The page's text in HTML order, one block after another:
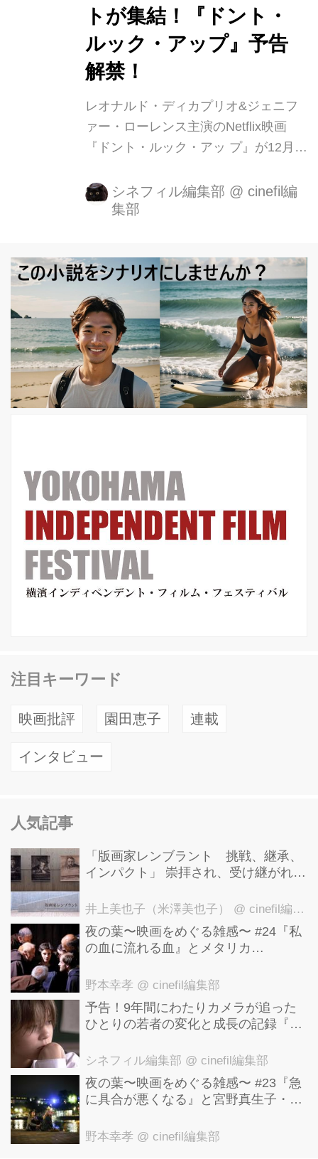
トが集結！『ドント・
ルック・アップ』予告
解禁！
レオナルド・ディカプリオ&ジェニフ
ァー・ローレンス主演のNetflix映画
『ドント・ルック・アッ プ』が12月
とが決定致しました。 Netflix映画『ド
ント・ルック・アップ』が12月24日
館で上映! 本作は、レオナルド・ディ
カプリオとジェニファー・ローレンス
を主演に迎えた2人の三流天文学者の
物語。地球を破滅させる彗星が迫って
いることを知った彼らは、人類に警告
するためメディアツアーに乗り出すこ
とに...。 ユーモア溢れる本作では、主
シネフィル編集部 @ cinefil編
集部
注目キーワード
映画批評 園田恵子 連載
インタビュー
人気記事
「版画家レンブラント 挑戦、継承、
インパクト」 崇拝され、受け継がれ、
洋美術館にて9月23日まで開催中！
井上美也子（米澤美也子） @ cinefil編集部
夜の葉〜映画をめぐる雑感〜 #24『私
の血に流れる血』とメタリカ
野本幸孝 @ cinefil編集部
予告！9年間にわたりカメラが追った
ひとりの若者の変化と成長の記録『ぼ
実の9年間』
シネフィル編集部 @ cinefil編集部
夜の葉〜映画をめぐる雑感〜 #23『急
に具合が悪くなる』と宮野真生子・磯
野本幸孝 @ cinefil編集部